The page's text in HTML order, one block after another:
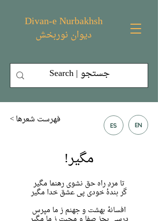
Divan-e Nurbakhsh
دیوان نوربخش
< فهرست شعر‌ها ES EN
مگیر!
تا مردِ راه حق نشوی رهنما مگیر
گر بندهٔ خودی پی عشق خدا مگیر
افسانهٔ بهشت و جهنم ز ما مپرس